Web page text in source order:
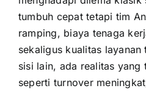
tumbuh cepat tetapi tim
ramping, biaya tenaga
sekaligus kualitas
sisi lain, ada realitas yang
seperti turnover